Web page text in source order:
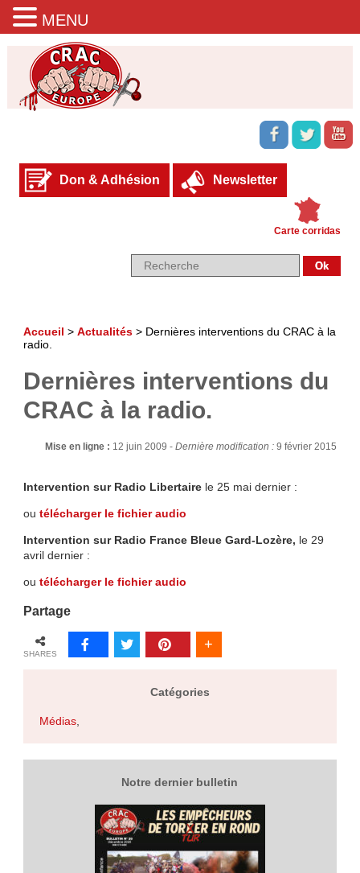
Don & Adhésion Newsletter
Carte corridas
Accueil > Actualités> Dernières interventions du CRAC à la
radio.
Dernières interventions du
CRAC à la radio.
Mise en ligne : 12 juin 2009 -Dernière modification :9 février 2015
Intervention sur Radio Libertairele 25 mai dernier :
ou télécharger le fichier audio
Intervention sur Radio France Bleue Gard-Lozère, le 29
avril dernier :
ou télécharger le fichier audio
Partage
SHARES
Catégories
Médias,
Notre dernier bulletin
MENU